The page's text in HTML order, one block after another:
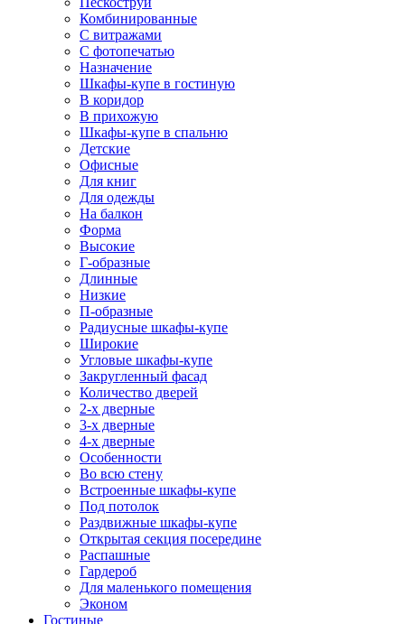
Комбинированные
С витражами
С фотопечатью
Назначение
Шкафы-купе в гостиную
В коридор
В прихожую
Шкафы-купе в спальню
Детские
Офисные
Для книг
Для одежды
На балкон
Форма
Высокие
Г-образные
Длинные
Низкие
П-образные
Радиусные шкафы-купе
Широкие
Угловые шкафы-купе
Закругленный фасад
Количество дверей
2-х дверные
3-х дверные
4-х дверные
Особенности
Во всю стену
Встроенные шкафы-купе
Под потолок
Раздвижные шкафы-купе
Открытая секция посередине
Распашные
Гардероб
Для маленького помещения
Эконом
Гостиные